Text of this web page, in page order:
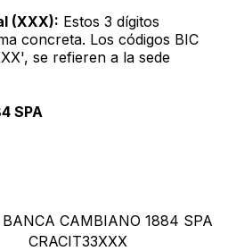
(XXX): Estos 3 dígitos
concreta. Los códigos BIC
se refieren a la sede
SPA
CAMBIANO 1884 SPA
CRACIT33XXX